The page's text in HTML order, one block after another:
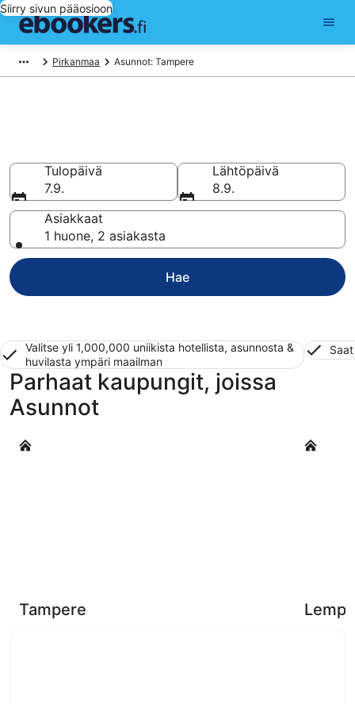
Siirry sivun pääosioon
Pirkanmaa Asunnot: Tampere
Tulopäivä
7.9.
Lähtöpäivä
8.9.
Asiakkaat
1 huone, 2 asiakasta
Hae
Valitse yli 1,000,000 uniikista hotellista, asunnosta &
huvilasta ympäri maailman
Parhaat kaupungit, joissa
Asunnot
Tampere
Tampere Lempäälä